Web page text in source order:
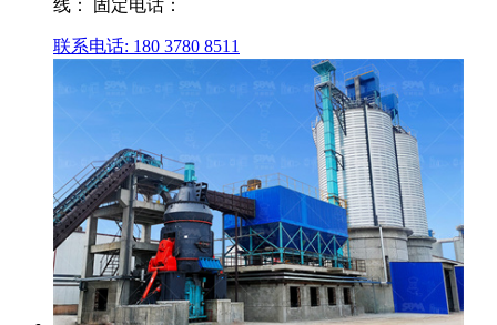
线： 固定电话：
联系电话: 180 3780 8511